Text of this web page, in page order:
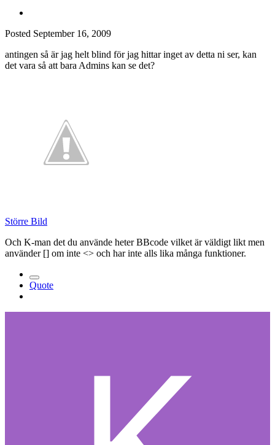
Posted September 16, 2009
antingen så är jag helt blind för jag hittar inget av detta ni ser, kan
det vara så att bara Admins kan se det?
Större Bild
Och K-man det du använde heter BBcode vilket är väldigt likt men
använder [] om inte <> och har inte alls lika många funktioner.
Quote